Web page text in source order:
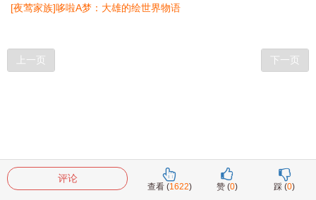
[夜莺家族]哆啦A梦：大雄的绘世界物语
上一页 下一页
评论
踩 (0)
赞 (0)
查看 (1622)